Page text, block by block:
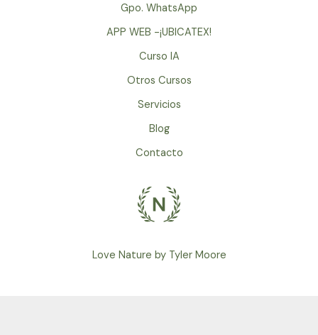
Gpo. WhatsApp
APP WEB -¡UBICATEX!
Curso IA
Otros Cursos
Servicios
Blog
Contacto
Love Nature by Tyler Moore